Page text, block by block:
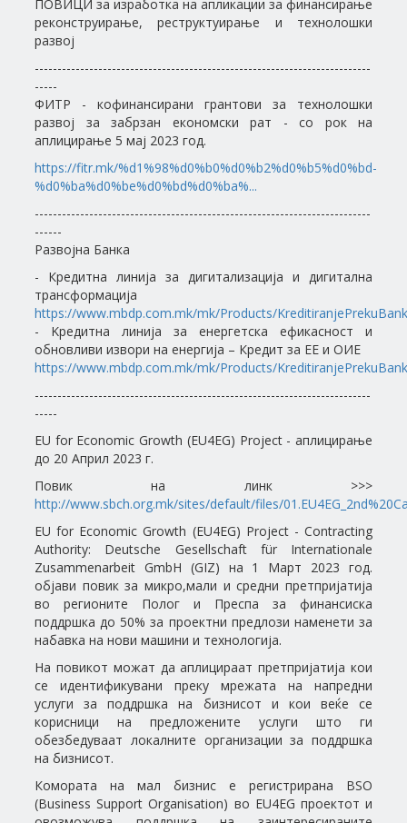
ПОВИЦИ за изработка на апликации за финансирање
реконструирање, реструктуирање и технолошки
развој
--------------------------------------------------------------------------
-----
ФИТР - кофинансирани грантови за технолошки
развој за забрзан економски рат - со рок на
аплицирање 5 мај 2023 год.
https://fitr.mk/%d1%98%d0%b0%d0%b2%d0%b5%d0%bd-
%d0%ba%d0%be%d0%bd%d0%ba%...
--------------------------------------------------------------------------
------
Развојна Банка
- Кредитна линија за дигитализација и дигитална
трансформација
https://www.mbdp.com.mk/mk/Products/
- Kредитна линија за енергетска ефикасност и
обновливи извори на енергија – Кредит за ЕЕ и ОИЕ
https://www.mbdp.com.mk/mk/Products/
--------------------------------------------------------------------------
-----
EU for Economic Growth (EU4EG) Project - аплицирање
до 20 Април 2023 г.
Повик на линк >>>
http://www.sbch.org.mk/sites/default/files/
EU for Economic Growth (EU4EG) Project - Contracting
Authority: Deutsche Gesellschaft für Internationale
Zusammenarbeit GmbH (GIZ) на 1 Март 2023 год.
објави повик за микро,мали и средни претпријатија
во регионите Полог и Преспа за финансиска
поддршка до 50% за проектни предлози наменети за
набавка на нови машини и технологија.
На повикот можат да аплицираат претпријатија кои
се идентификувани преку мрежата на напредни
услуги за поддршка на бизнисот и кои веќе се
корисници на предложените услуги што ги
обезбедуваат локалните организации за поддршка
на бизнисот.
Комората на мал бизнис е регистрирана BSO
(Business Support Organisation) во EU4EG проектот и